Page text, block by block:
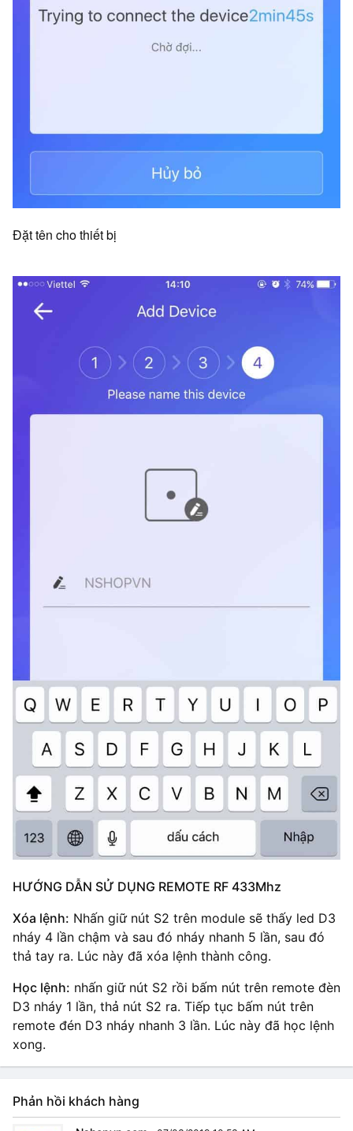
Đặt tên cho thiết bị
HƯỚNG DẪN SỬ DỤNG REMOTE RF 433Mhz
Xóa lệnh: Nhấn giữ nút S2 trên module sẽ thấy led D3
nháy 4 lần chậm và sau đó nháy nhanh 5 lần, sau đó
thả tay ra. Lúc này đã xóa lệnh thành công.
Học lệnh: nhấn giữ nút S2 rồi bấm nút trên remote đèn
D3 nháy 1 lần, thả nút S2 ra. Tiếp tục bấm nút trên
remote đén D3 nháy nhanh 3 lần. Lúc này đã học lệnh
xong.
Phản hồi khách hàng